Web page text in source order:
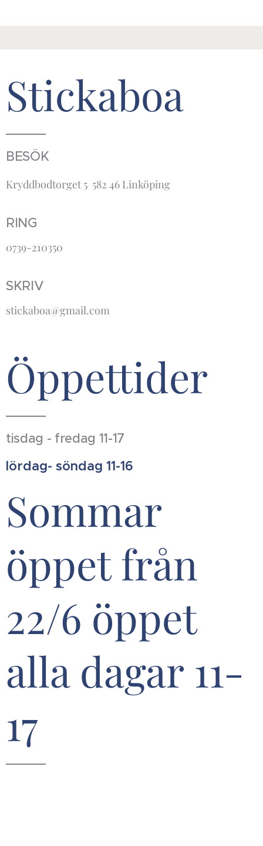
Stickaboa
BESÖK
Kryddbodtorget 5 582 46 Linköping
RING
0739-210350
SKRIV
stickaboa@gmail.com
Öppettider
tisdag - fredag 11-17
lördag- söndag 11-16
Sommar
öppet från
22/6 öppet
alla dagar 11-
17